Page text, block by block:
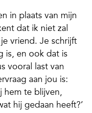
in plaats van mijn
dat ik niet zal
vriend. Je schrijft
is, en ook dat is
vooral last van
aan jou is:
hem te blijven,
hij gedaan heeft?’